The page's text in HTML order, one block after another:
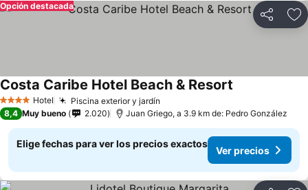
Compartir
Opción destacada
4 EstrellasHotel Piscina exterior y jardín
Costa Caribe Hotel Beach & Resort
8,4 Muy bueno 2.020 Juan Griego, a 3.9 km de: Pedro González
Elige fechas para ver los precios exactos
Ver precios